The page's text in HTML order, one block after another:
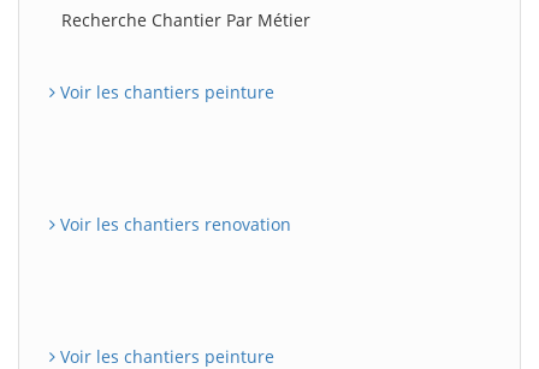
Recherche Chantier Par Métier
Voir les chantiers peinture
Voir les chantiers renovation
Voir les chantiers peinture